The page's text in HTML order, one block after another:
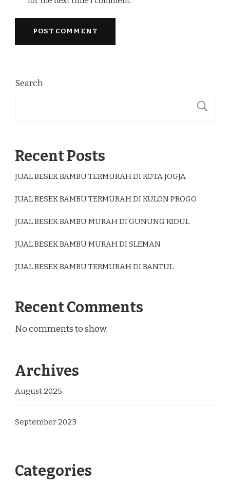
Search
Recent Posts
JUAL BESEK BAMBU TERMURAH DI KOTA JOGJA
JUAL BESEK BAMBU TERMURAH DI KULON PROGO
JUAL BESEK BAMBU MURAH DI GUNUNG KIDUL
JUAL BESEK BAMBU MURAH DI SLEMAN
JUAL BESEK BAMBU TERMURAH DI BANTUL
Recent Comments
No comments to show.
Archives
August 2025
September 2023
Categories